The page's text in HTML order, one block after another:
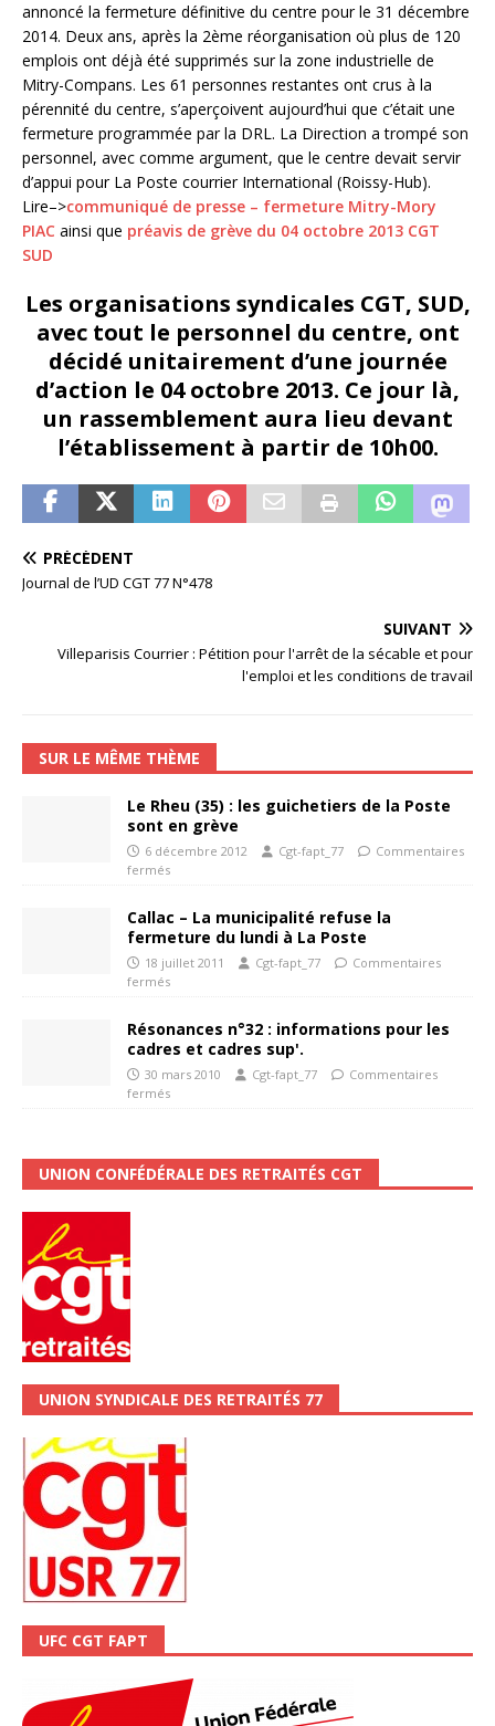
annoncé la fermeture définitive du centre pour le 31 décembre
2014. Deux ans, après la 2ème réorganisation où plus de 120
emplois ont déjà été supprimés sur la zone industrielle de
Mitry-Compans. Les 61 personnes restantes ont crus à la
pérennité du centre, s’aperçoivent aujourd’hui que c’était une
fermeture programmée par la DRL. La Direction a trompé son
personnel, avec comme argument, que le centre devait servir
d’appui pour La Poste courrier International (Roissy-Hub).
Lire–>communiqué de presse – fermeture Mitry-Mory
PIAC ainsi que préavis de grève du 04 octobre 2013 CGT
SUD
Les organisations syndicales CGT, SUD,
avec tout le personnel du centre, ont
décidé unitairement d’une journée
d’action le 04 octobre 2013. Ce jour là,
un rassemblement aura lieu devant
l’établissement à partir de 10h00.
PRÉCÉDENT
Journal de l’UD CGT 77 N°478
SUIVANT
Villeparisis Courrier : Pétition pour l'arrêt de la sécable et pour
l'emploi et les conditions de travail
SUR LE MÊME THÈME
Le Rheu (35) : les guichetiers de la Poste
sont en grève
6 décembre 2012 Cgt-fapt_77
Commentaires
fermés
Callac – La municipalité refuse la
fermeture du lundi à La Poste
18 juillet 2011 Cgt-fapt_77
Commentaires
fermés
Résonances n°32 : informations pour les
cadres et cadres sup'.
30 mars 2010 Cgt-fapt_77
Commentaires
fermés
UNION CONFÉDÉRALE DES RETRAITÉS CGT
UNION SYNDICALE DES RETRAITÉS 77
UFC CGT FAPT